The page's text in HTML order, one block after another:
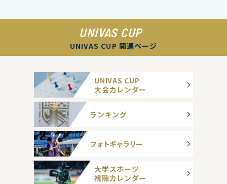
UNIVAS CUP
UNIVAS CUP 関連ページ
UNIVAS CUP
大会カレンダー
ランキング
フォトギャラリー
大学スポーツ
視聴カレンダー